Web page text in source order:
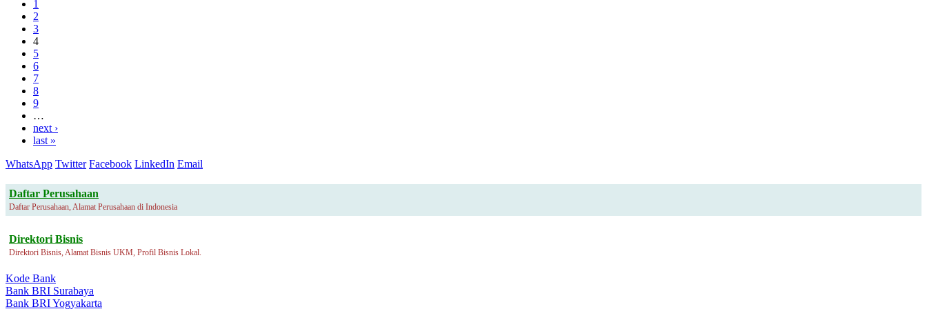
1
2
3
4
5
6
7
8
9
…
next ›
last »
WhatsApp Twitter Facebook LinkedIn Email
Daftar Perusahaan
Daftar Perusahaan, Alamat Perusahaan di Indonesia
Direktori Bisnis
Direktori Bisnis, Alamat Bisnis UKM, Profil Bisnis Lokal.
Kode Bank
Bank BRI Surabaya
Bank BRI Yogyakarta